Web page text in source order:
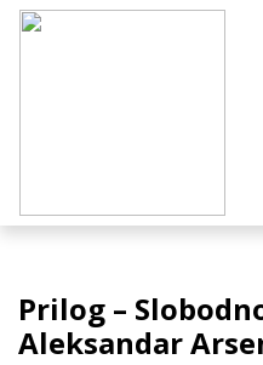
Prilog –
Aleksandar